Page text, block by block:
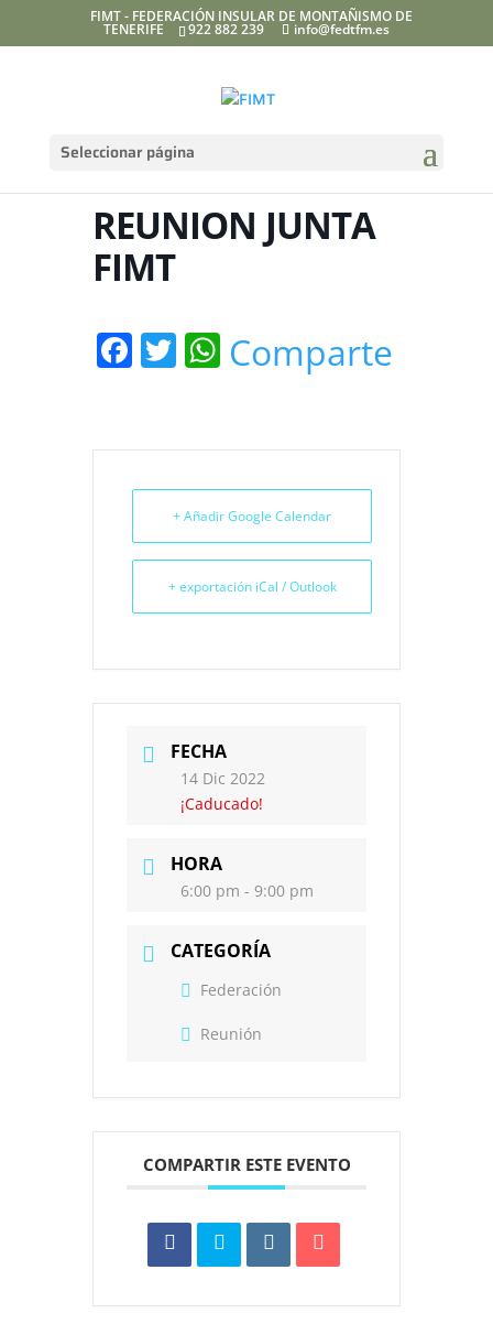
FIMT - FEDERACIÓN INSULAR DE MONTAÑISMO DE
TENERIFE 922 882 239 info@fedtfm.es
Seleccionar página
REUNION JUNTA
FIMT
Facebook
Twitter
WhatsApp
Comparte
+ Añadir Google Calendar
+ exportación iCal / Outlook
FECHA
14 Dic 2022
¡Caducado!
HORA
6:00 pm - 9:00 pm
CATEGORÍA
Federación
Reunión
COMPARTIR ESTE EVENTO